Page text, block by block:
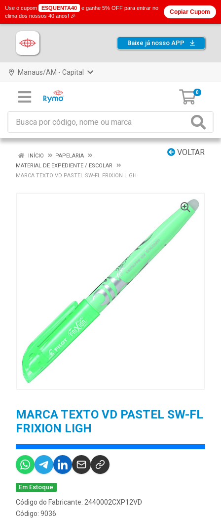
Baixe já nosso APP
Manaus/AM - Capital
0
VOLTAR
INÍCIO
PAPELARIA
MATERIAL DE EXPEDIENTE / ESCOLAR
MARCA TEXTO VD PASTEL SW-FL FRIXION LIGH
MARCA TEXTO VD PASTEL SW-FL
FRIXION LIGH
Em Estoque
Código do Fabricante: 2440002CXP12VD
Código: 9036
Use o cupom ESQUENTA40
e ganhe 5% OFF para entrar no
clima dos nossos 40 anos! 🎉
Copiar Cupom